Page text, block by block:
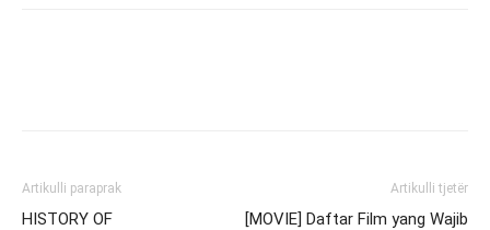
Artikulli paraprak
HISTORY OF
Artikulli tjetër
[MOVIE] Daftar Film yang Wajib